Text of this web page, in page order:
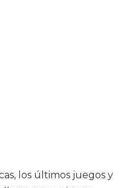
los últimos juegos y